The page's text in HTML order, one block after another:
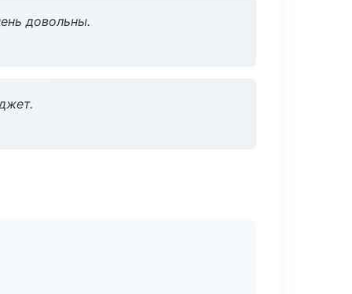
довольны.